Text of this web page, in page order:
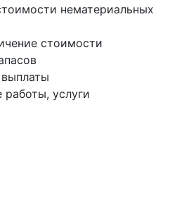
нематериальных
стоимости
услуги